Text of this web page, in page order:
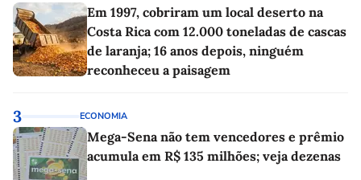
Em 1997, cobriram um local deserto na
Costa Rica com 12.000 toneladas de cascas
de laranja; 16 anos depois, ninguém
reconheceu a paisagem
3 ECONOMIA
Mega-Sena não tem vencedores e prêmio
acumula em R$ 135 milhões; veja dezenas